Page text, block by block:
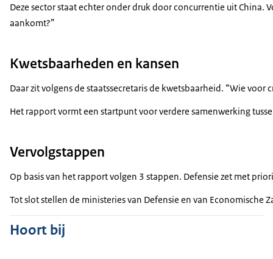
Deze sector staat echter onder druk door concurrentie uit
aankomt?”
Kwetsbaarheden en kansen
Daar zit volgens de staatssecretaris de kwetsbaarheid. “Wie
Het rapport vormt een startpunt voor verdere samenwerking
Vervolgstappen
Op basis van het rapport volgen 3 stappen. Defensie zet met
Tot slot stellen de ministeries van Defensie en van Economische
Hoort bij